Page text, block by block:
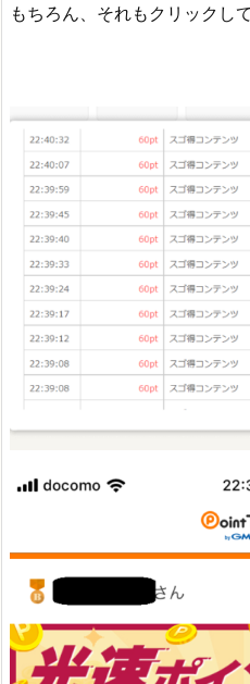
もちろん、それもクリックし